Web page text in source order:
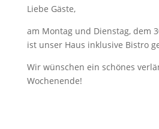
Liebe Gäste,
am Montag und Dienstag, dem
ist unser Haus inklusive Bistro
Wir wünschen ein schönes
Wochenende!